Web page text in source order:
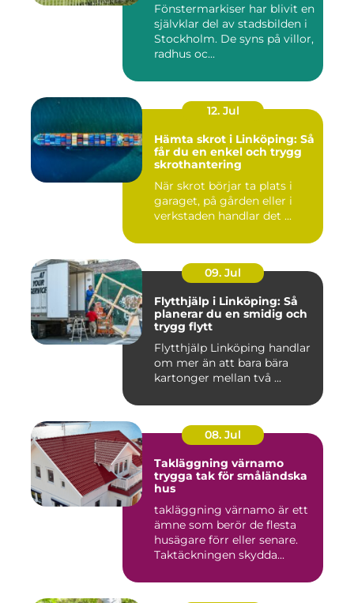
Fönstermarkiser har blivit en
självklar del av stadsbilden i
Stockholm. De syns på villor,
radhus oc...
12. Jul
Hämta skrot i Linköping: Så
får du en enkel och trygg
skrothantering
När skrot börjar ta plats i
garaget, på gården eller i
verkstaden handlar det ...
09. Jul
Flytthjälp i Linköping: Så
planerar du en smidig och
trygg flytt
Flytthjälp Linköping handlar
om mer än att bara bära
kartonger mellan två ...
08. Jul
Takläggning värnamo
trygga tak för småländska
hus
takläggning värnamo är ett
ämne som berör de flesta
husägare förr eller senare.
Taktäckningen skydda...